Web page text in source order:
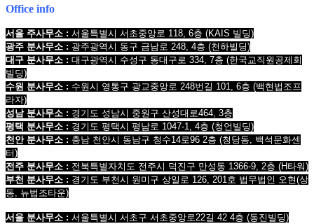
Office info
서울 주사무소 : 서울특별시 서초중앙로 118, 6층 (KAIS 빌딩)
광주 분사무소 : 광주광역시 동구 금남로 248, 4층 (천하빌딩)
대구 분사무소 : 대구광역시 수성구 동대구로 334, 7층 (한국교직원공제회
빌딩)
수원 분사무소 : 수원시 영통구 광교중앙로 248번길 101, 6층 (백현법조프
라자)
성남 분사무소 : 경기도 성남시 중원구 산성대로464, 3층
평택 분사무소 : 경기도 평택시 평남로 1047-1, 4층 (청언빌딩)
천안 분사무소 : 충남 천안시 동남구 청수14로96 2층 (청당동, 백석문화센
터)
전주 분사무소 : 전북특별자치도 전주시 덕진구 만성동 1366-9, 2층 (H타워)
부천 분사무소 : 경기도 부천시 원미구 상일로 126, 201호 법무법인 오현(상
동, 뉴법조타운)
서울 분사무소 : 서울특별시 서초구 서초중앙로22길 42 4층 (동진빌딩)